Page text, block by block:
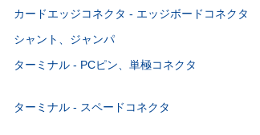
カードエッジコネクタ - エッジボードコネクタ
シャント、ジャンパ
ターミナル - PCピン、単極コネクタ
ターミナル - スペードコネクタ